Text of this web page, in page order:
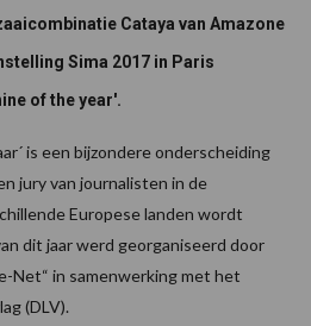
Cataya van Amazone
Sima 2017 in Paris
of the year'.
is een bijzondere onderscheiding
jury van journalisten in de
Europese landen wordt
dit jaar werd georganiseerd door
Net“ in samenwerking met het
(DLV).